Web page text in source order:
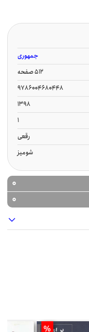
جمهوری
512 صفحه
9786004680448
1398
1
رقعی
شومیز
0
0
%